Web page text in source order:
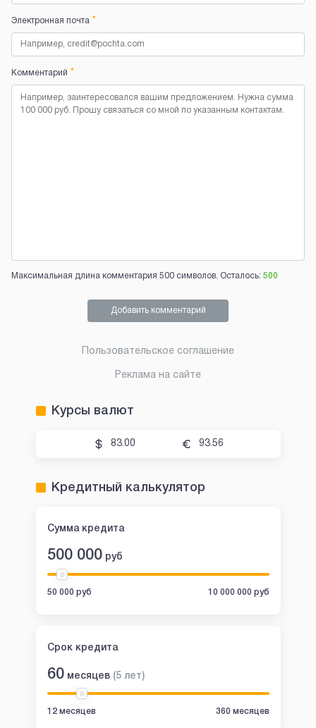
Электронная почта *
Комментарий *
Максимальная длина комментария 500 символов. Осталось: 500
Добавить комментарий
Пользовательское соглашение
Реклама на сайте
Курсы валют
83.00 93.56
Кредитный калькулятор
Сумма кредита
500 000 руб
50 000 руб 10 000 000 руб
Срок кредита
60 месяцев (5 лет)
12 месяцев 360 месяцев